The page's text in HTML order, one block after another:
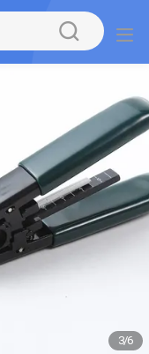
3/6